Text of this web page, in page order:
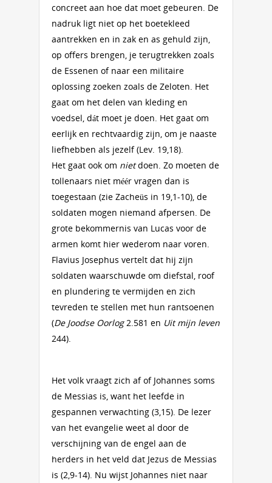
concreet aan hoe dat moet gebeuren. De
nadruk ligt niet op het boetekleed
aantrekken en in zak en as gehuld zijn,
op offers brengen, je terugtrekken zoals
de Essenen of naar een militaire
oplossing zoeken zoals de Zeloten. Het
gaat om het delen van kleding en
voedsel, dát moet je doen. Het gaat om
eerlijk en rechtvaardig zijn, om je naaste
liefhebben als jezelf (Lev. 19,18).
Het gaat ook om nietdoen. Zo moeten de
tollenaars niet méér vragen dan is
toegestaan (zie Zacheüs in 19,1-10), de
soldaten mogen niemand afpersen. De
grote bekommernis van Lucas voor de
armen komt hier wederom naar voren.
Flavius Josephus vertelt dat hij zijn
soldaten waarschuwde om diefstal, roof
en plundering te vermijden en zich
tevreden te stellen met hun rantsoenen
(De Joodse Oorlog2.581 en Uit mijn leven
244).
Het volk vraagt zich af of Johannes soms
de Messias is, want het leefde in
gespannen verwachting (3,15). De lezer
van het evangelie weet al door de
verschijning van de engel aan de
herders in het veld dat Jezus de Messias
is (2,9-14). Nu wijst Johannes niet naar